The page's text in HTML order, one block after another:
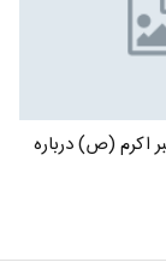
اکرم (ص) درباره